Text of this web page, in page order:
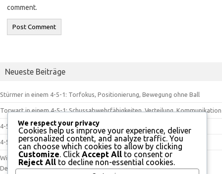
comment.
Neueste Beiträge
Stürmer in einem 4-5-1: Torfokus, Positionierung, Bewegung ohne Ball
Torwart in einem 4-5-1: Schussabwehrfähigkeiten, Verteilung, Kommunikation
4-5-1 Formation: Kontrolle des Mittelfelds, Defensivstärke, Angriffstiefe
4-5-1 Taktik: Numerische Überlegenheit, Konterpotenzial, Raumkontrolle
Wingback in einem 4-5-1: Doppelte Rollen, Offensive Unterstützung,
Defensivverantwortung
We respect your privacy
Cookies help us improve your experience, deliver
personalized content, and analyze traffic. You
can choose which cookies to allow by clicking
Customize. Click Accept All to consent or
Reject All to decline non-essential cookies.